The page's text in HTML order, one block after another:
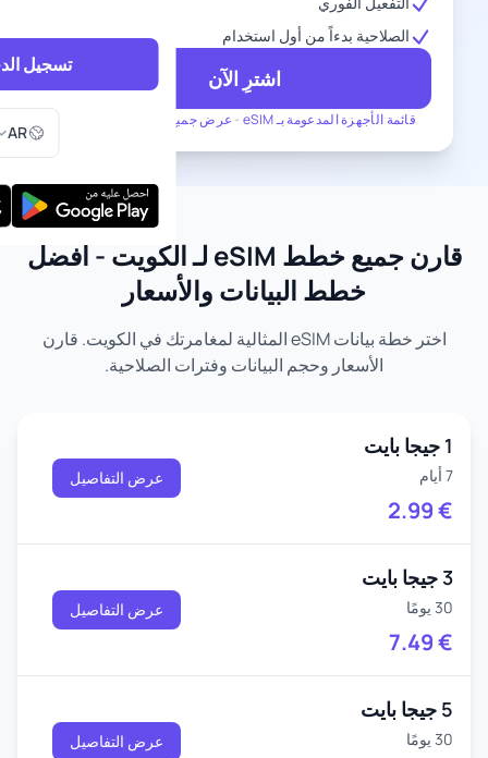
تسجيل
AR
اختر قائمة الأجهزة المدعومة بـ eSIM - عرض جميع الخطط لـ الكويت
الصلاحية بدءاً من أول استخدام
اشترِ الآن
قارن جميع خطط eSIM لـ الكويت - أفضل
خطط البيانات والأسعار
اختر خطة بيانات eSIM المثالية لمغامرتك في الكويت. قارن
الأسعار وحجم البيانات وفترات الصلاحية.
1 جيجا بايت
7 أيام
2.99€
عرض التفاصيل
3 جيجا بايت
30 يومًا
7.49€
عرض التفاصيل
5 جيجا بايت
30 يومًا عرض التفاصيل